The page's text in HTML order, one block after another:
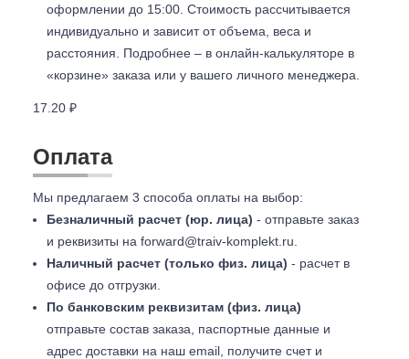
оформлении до 15:00. Стоимость рассчитывается
индивидуально и зависит от объема, веса и
расстояния. Подробнее – в онлайн-калькуляторе в
«корзине» заказа или у вашего личного менеджера.
17.20 ₽
Оплата
Мы предлагаем 3 способа оплаты на выбор:
Безналичный расчет (юр. лица) - отправьте заказ
и реквизиты на forward@traiv-komplekt.ru
Наличный расчет (только физ. лица) - расчет в
офисе до отгрузки.
По банковским реквизитам (физ. лица)
отправьте состав заказа, паспортные данные и
адрес доставки на наш email, получите счет и